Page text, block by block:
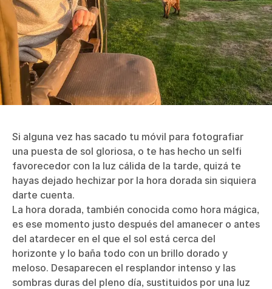
Si alguna vez has sacado tu móvil para fotografiar
una puesta de sol gloriosa, o te has hecho un selfi
favorecedor con la luz cálida de la tarde, quizá te
hayas dejado hechizar por la hora dorada sin siquiera
darte cuenta.
La hora dorada, también conocida como hora mágica,
es ese momento justo después del amanecer o antes
del atardecer en el que el sol está cerca del
horizonte y lo baña todo con un brillo dorado y
meloso. Desaparecen el resplandor intenso y las
sombras duras del pleno día, sustituidos por una luz